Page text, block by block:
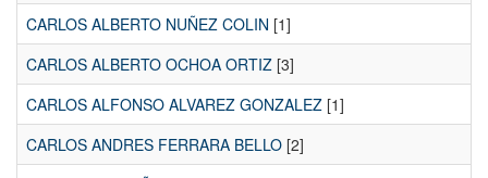
CARLOS ALBERTO NUÑEZ COLIN [1]
CARLOS ALBERTO OCHOA ORTIZ [3]
CARLOS ALFONSO ALVAREZ GONZALEZ [1]
CARLOS ANDRES FERRARA BELLO [2]